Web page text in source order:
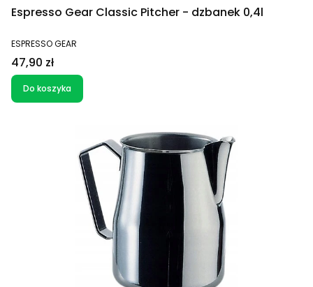
Espresso Gear Classic Pitcher - dzbanek 0,4l
PRODUCENT
ESPRESSO GEAR
Cena
47,90 zł
Do koszyka